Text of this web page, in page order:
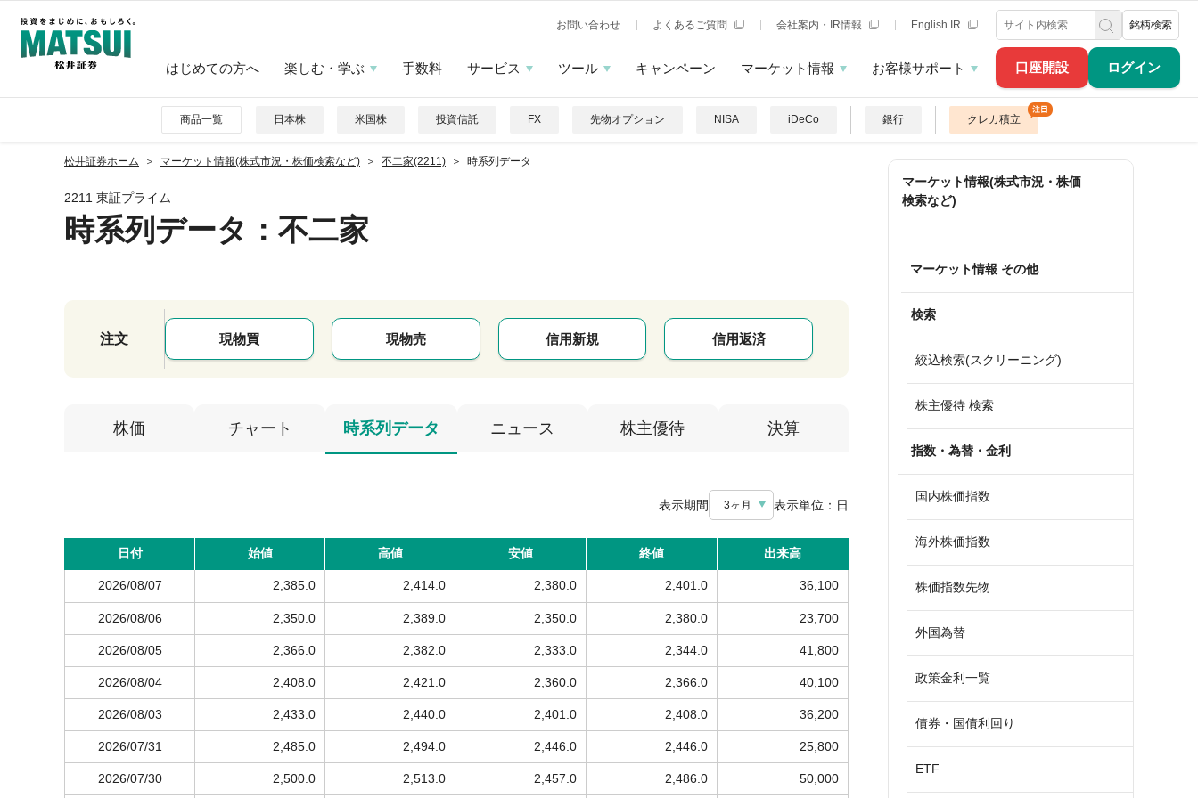
口座開設 ログイン
お問い合わせ よくあるご質問 会社案内・IR情報 English IR 銘柄検索
はじめての方へ 楽しむ・学ぶ 手数料 サービス ツール キャンペーン マーケット情報 お客様サポート
商品一覧 日本株 米国株 投資信託 FX 先物オプション NISA iDeCo 銀行 クレカ積立
松井証券ホーム マーケット情報(株式市況・株価検索など) 不二家(2211) 時系列データ
2211 東証プライム
時系列データ ：不二家
注文 現物買 現物売 信用新規 信用返済
株価 チャート 時系列データ ニュース 株主優待 決算
表示期間 3ヶ月 表示単位： 日
日付 始値 高値 安値 終値 出来高
2026/08/07 2,385.0 2,414.0 2,380.0 2,401.0 36,100
2026/08/06 2,350.0 2,389.0 2,350.0 2,380.0 23,700
2026/08/05 2,366.0 2,382.0 2,333.0 2,344.0 41,800
2026/08/04 2,408.0 2,421.0 2,360.0 2,366.0 40,100
2026/08/03 2,433.0 2,440.0 2,401.0 2,408.0 36,200
2026/07/31 2,485.0 2,494.0 2,446.0 2,446.0 25,800
2026/07/30 2,500.0 2,513.0 2,457.0 2,486.0 50,000
マーケット情報(株式市況・株価
検索など)
マーケット情報 その他
検索
絞込検索(スクリーニング)
株主優待 検索
指数・為替・金利
国内株価指数
海外株価指数
株価指数先物
外国為替
政策金利一覧
債券・国債利回り
ETF